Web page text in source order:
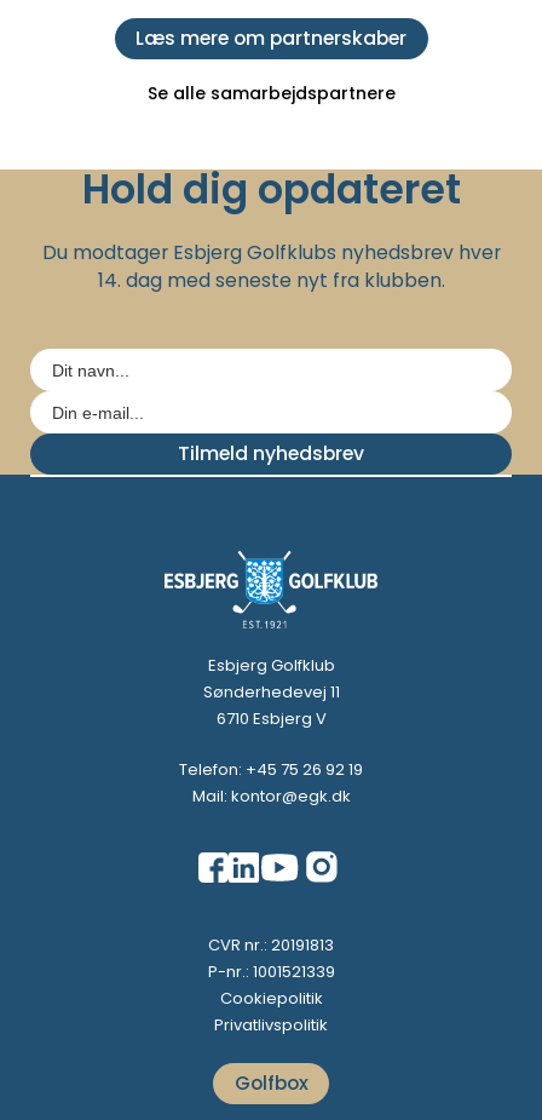
Læs mere om partnerskaber
Se alle samarbejdspartnere
Hold dig opdateret
Du modtager Esbjerg Golfklubs nyhedsbrev hver
14. dag med seneste nyt fra klubben.
Tilmeld nyhedsbrev
Esbjerg Golfklub
Sønderhedevej 11
6710 Esbjerg V
Telefon: +45 75 26 92 19
Mail: kontor@egk.dk
CVR nr.: 20191813
P-nr.: 1001521339
Cookiepolitik
Privatlivspolitik
Golfbox